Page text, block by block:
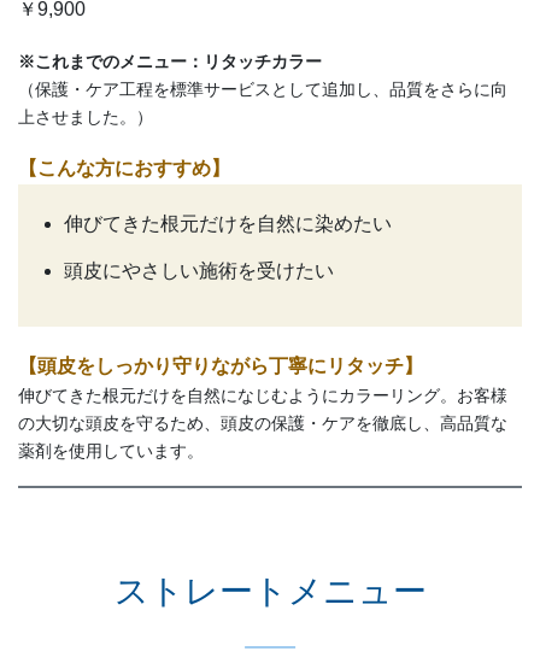
￥9,900
※これまでのメニュー：リタッチカラー
（保護・ケア工程を標準サービスとして追加し、品質をさらに向
上させました。）
【こんな方におすすめ】
伸びてきた根元だけを自然に染めたい
頭皮にやさしい施術を受けたい
【頭皮をしっかり守りながら丁寧にリタッチ】
伸びてきた根元だけを自然になじむようにカラーリング。お客様
の大切な頭皮を守るため、頭皮の保護・ケアを徹底し、高品質な
薬剤を使用しています。
ストレートメニュー